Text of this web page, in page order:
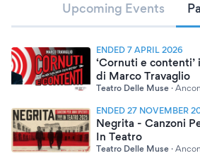
Upcoming Events
ENDED 7 APRIL 2026
‘Cornuti e
di Marco Travaglio
Teatro Delle Muse ·
ENDED 27 NOVEMBER
Negrita - Canzoni
In Teatro
Teatro Delle Muse ·